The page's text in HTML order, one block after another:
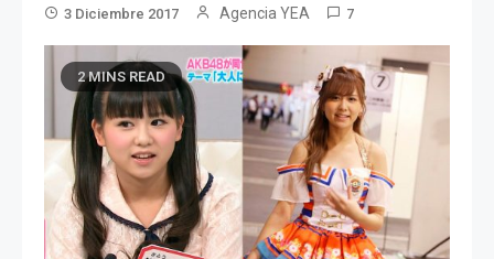
3 Diciembre 2017 Agencia YEA 7
2 MINS READ